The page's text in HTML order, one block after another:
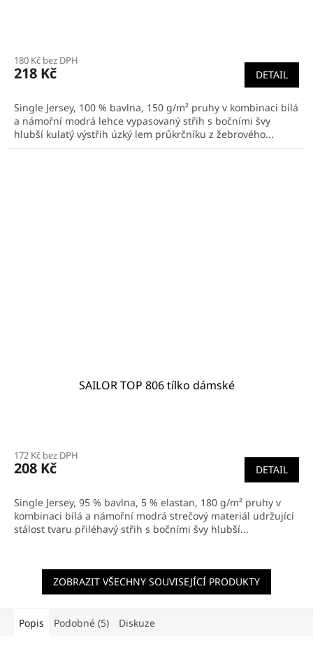
180 Kč bez DPH
218 Kč DETAIL
Single Jersey, 100 % bavlna, 150 g/m² pruhy v kombinaci bílá
a námořní modrá lehce vypasovaný střih s bočními švy
hlubší kulatý výstřih úzký lem průkrčníku z žebrového...
SAILOR TOP 806 tílko dámské
172 Kč bez DPH
208 Kč DETAIL
Single Jersey, 95 % bavlna, 5 % elastan, 180 g/m² pruhy v
kombinaci bílá a námořní modrá strečový materiál udržující
stálost tvaru přiléhavý střih s bočními švy hlubší...
ZOBRAZIT VŠECHNY SOUVISEJÍCÍ PRODUKTY
Popis Podobné (5) Diskuze